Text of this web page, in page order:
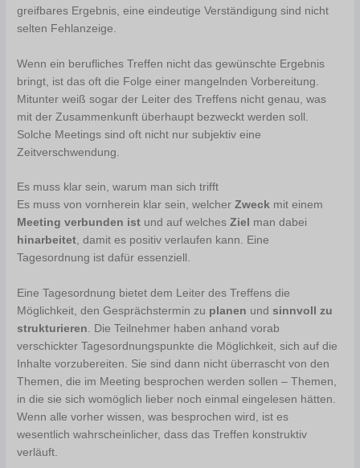
greifbares Ergebnis, eine eindeutige Verständigung sind nicht
selten Fehlanzeige.
Wenn ein berufliches Treffen nicht das gewünschte Ergebnis
bringt, ist das oft die Folge einer mangelnden Vorbereitung.
Mitunter weiß sogar der Leiter des Treffens nicht genau, was
mit der Zusammenkunft überhaupt bezweckt werden soll.
Solche Meetings sind oft nicht nur subjektiv eine
Zeitverschwendung.
Es muss klar sein, warum man sich trifft
Es muss von vornherein klar sein, welcherZweck mit einem
Meeting verbunden ist und auf welchesZiel man dabei
hinarbeitet, damit es positiv verlaufen kann. Eine
Tagesordnung ist dafür essenziell.
Eine Tagesordnung bietet dem Leiter des Treffens die
Möglichkeit, den Gesprächstermin zu planen undsinnvoll zu
strukturieren. Die Teilnehmer haben anhand vorab
verschickter Tagesordnungspunkte die Möglichkeit, sich auf die
Inhalte vorzubereiten. Sie sind dann nicht überrascht von den
Themen, die im Meeting besprochen werden sollen – Themen,
in die sie sich womöglich lieber noch einmal eingelesen hätten.
Wenn alle vorher wissen, was besprochen wird, ist es
wesentlich wahrscheinlicher, dass das Treffen konstruktiv
verläuft.